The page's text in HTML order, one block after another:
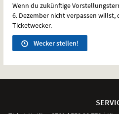
Wenn du zukünftige
6. Dezember nicht verpassen willst,
Ticketwecker.
Wecker stellen!